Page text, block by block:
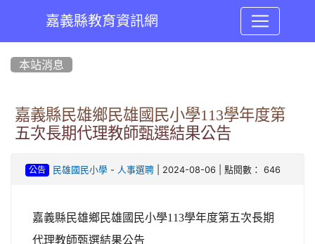
嘉義縣教育資訊網
本站消息
嘉義縣民雄鄉民雄國民小學113學年度第
五次長期代理教師甄選結果公告
公告 民雄國民小學- 人事選聘| 2024-08-06 | 點閱數： 646
嘉義縣民雄鄉民雄國民小學113學年度第五次長期
代理教師甄選結果公告